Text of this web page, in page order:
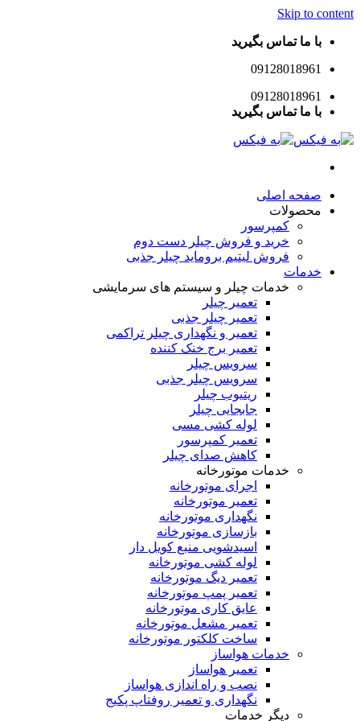
Skip
تماس بگیرید
تماس بگیرید
اصلی
کمپرسور
خرید و فروش چیلر دست دوم
فروش لیتیم بروماید چیلر جذبی
خدمات چیلر و سیستم های سرمایشی
تعمیر چیلر
تعمیر چیلر جذبی
تعمیر و نگهداری چیلر تراکمی
تعمیر برج خنک کننده
سرویس چیلر
سرویس چیلر جذبی
ریتیوب چیلر
جابجایی چیلر
لوله کشی مسی
تعمیر کمپرسور
کاهش صدای چیلر
خدمات موتورخانه
اجرای موتورخانه
تعمیر موتورخانه
نگهداری موتورخانه
بازسازی موتورخانه
اسیدشویی منبع کویل دار
لوله کشی موتورخانه
تعمیر دیگ موتورخانه
تعمیر پمپ موتورخانه
عایق کاری موتورخانه
تعمیر مشعل موتورخانه
ساخت کلکتور موتورخانه
خدمات هواساز
تعمیر هواساز
نصب و راه اندازی هواساز
نگهداری و تعمیر روفتاپ پکیج
دیگر خدمات